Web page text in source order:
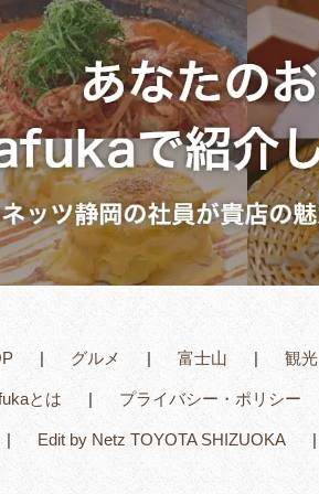
グルメ 富士山 観光
とは プライバシー・ポリシー
Edit by Netz TOYOTA SHIZUOKA